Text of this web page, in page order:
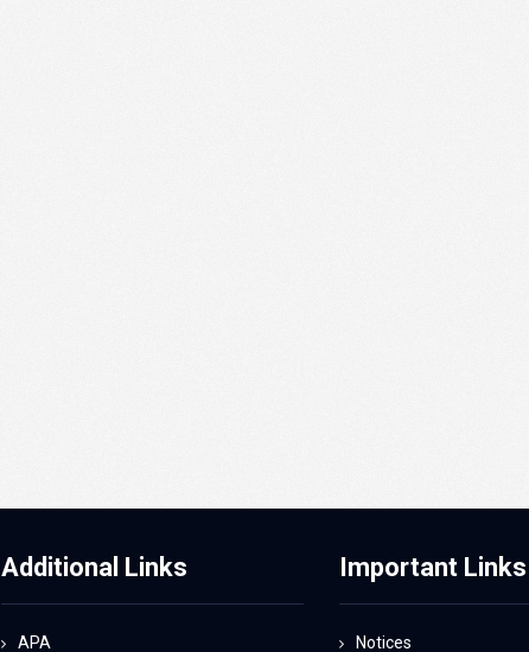
Additional Links
APA
Important Links
Notices